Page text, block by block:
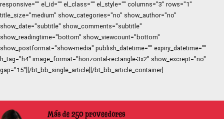
responsive="" el_id="" el_class="" el_style="" columns="3" rows="1"
title_size="medium" show_categories="no" show_author="no"
show_date="subtitle" show_comments="subtitle"
show_readingtime="bottom" show_viewcount="bottom"
show_postformat="show-media" publish_datetime="" expiry_datetime=""
h_tag="h4" image_format="horizontal-rectangle-3x2" show_excrept="no"
gap="15"][/bt_bb_single_article][/bt_bb_article_container]